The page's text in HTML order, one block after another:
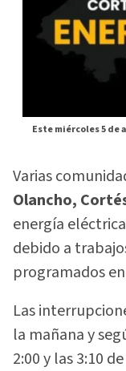
Este miércoles 5 de
Varias
Olancho,
energía
debido a
programados
Las
la mañana y
2:00 y las 3:10